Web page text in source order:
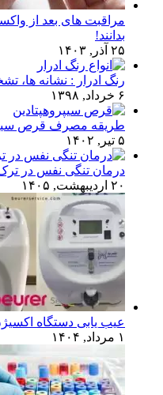
بدانند!
۲۵ آذر, ۱۴۰۳
رنگ ادرار : نشانه ها،
۶ خرداد, ۱۳۹۸
طریقه مصرف قرص
۵ تیر, ۱۴۰۲
درمان تنگی نفس در ترک
۲۰ اردیبهشت, ۱۴۰۵
عیب یابی دستگاه
۱ مرداد, ۱۴۰۴